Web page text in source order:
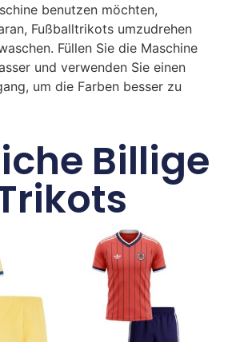
benutzen möchten,
Fußballtrikots umzudrehen
Füllen Sie die Maschine
und verwenden Sie einen
um die Farben besser zu
Billige